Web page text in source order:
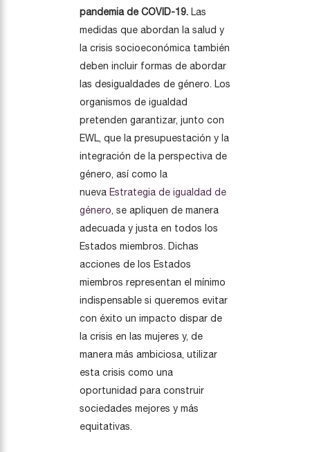
pandemia de COVID-19. Las
medidas que abordan la salud y
la crisis socioeconómica también
deben incluir formas de abordar
las desigualdades de género. Los
organismos de igualdad
pretenden garantizar, junto con
EWL, que la presupuestación y la
integración de la perspectiva de
género, así como la
nueva Estrategia de igualdad de
género, se apliquen de manera
adecuada y justa en todos los
Estados miembros. Dichas
acciones de los Estados
miembros representan el mínimo
indispensable si queremos evitar
con éxito un impacto dispar de
la crisis en las mujeres y, de
manera más ambiciosa, utilizar
esta crisis como una
oportunidad para construir
sociedades mejores y más
equitativas.